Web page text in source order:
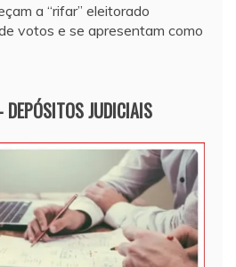
a “rifar” eleitorado
votos e se apresentam como
JUDICIAIS